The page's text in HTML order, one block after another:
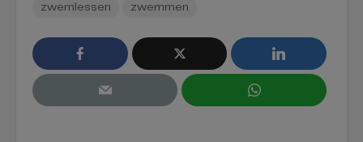
zwemlessen zwemmen